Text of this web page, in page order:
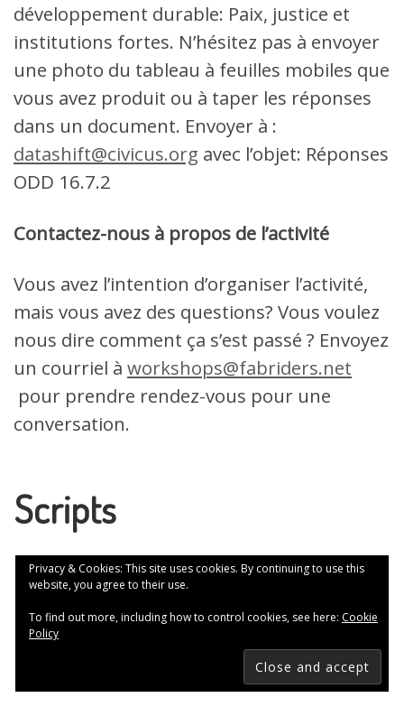
développement durable: Paix, justice et
institutions fortes. N’hésitez pas à envoyer
une photo du tableau à feuilles mobiles que
vous avez produit ou à taper les réponses
dans un document. Envoyer à :
datashift@civicus.org avec l’objet: Réponses
ODD 16.7.2
Contactez-nous à propos de l’activité
Vous avez l’intention d’organiser l’activité,
mais vous avez des questions? Vous voulez
nous dire comment ça s’est passé ? Envoyez
un courriel à workshops@fabriders.net
pour prendre rendez-vous pour une
conversation.
Scripts
N’hésitez pas à utiliser ce qui suit ou à
modifier l’un des éléments suivants.
Privacy & Cookies: This site uses cookies. By continuing to use this
website, you agree to their use.
To find out more, including how to control cookies, see here: Cookie
Policy